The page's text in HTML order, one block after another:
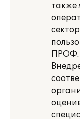
также
ПРОФ.